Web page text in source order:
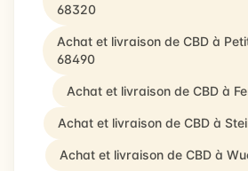
68320
Achat et livraison de CBD à
68490
Achat et livraison de CBD à
Achat et livraison de CBD à
Achat et livraison de CBD à